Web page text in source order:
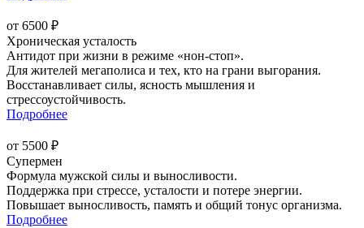
от 6500 ₽
Хроническая усталость
Антидот при жизни в режиме «нон-стоп».
Для жителей мегаполиса и тех, кто на грани выгорания.
Восстанавливает силы, ясность мышления и
стрессоустойчивость.
Подробнее
от 5500 ₽
Супермен
Формула мужской силы и выносливости.
Поддержка при стрессе, усталости и потере энергии.
Повышает выносливость, память и общий тонус организма.
Подробнее